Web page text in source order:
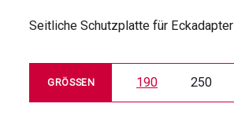
Seitliche Schutzplatte für Eckadapter
GRÖSSEN 190 250